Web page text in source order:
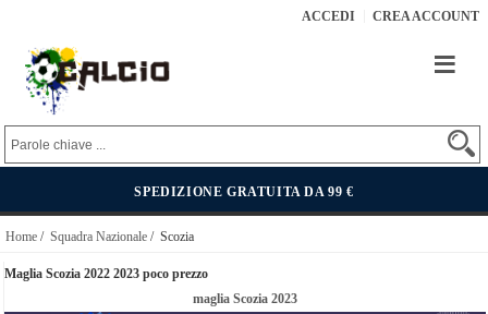
ACCEDI CREA ACCOUNT
SPEDIZIONE GRATUITA DA 99 €
Home / Squadra Nazionale / Scozia
Maglia Scozia 2022 2023 poco prezzo
maglia Scozia 2023